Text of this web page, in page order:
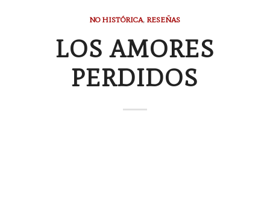
NO HISTÓRICA, RESEÑAS
LOS AMORES
PERDIDOS